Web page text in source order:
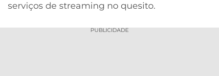
serviços de streaming no quesito.
PUBLICIDADE